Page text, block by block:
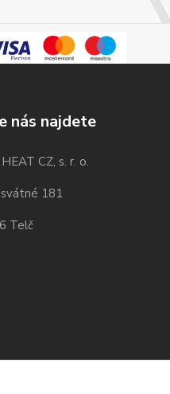
nás najdete
CZ, s. r. o.
181
Telč